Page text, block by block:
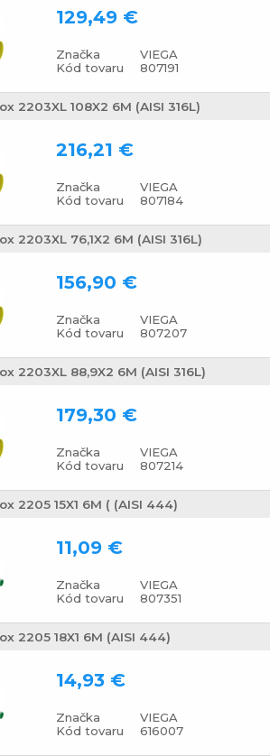
Značka
VIEGA
Kód tovaru
807191
129,49 €
2203XL 108X2 6M (AISI 316L)
Značka
VIEGA
Kód tovaru
807184
216,21 €
2203XL 76,1X2 6M (AISI 316L)
Značka
VIEGA
Kód tovaru
807207
156,90 €
2203XL 88,9X2 6M (AISI 316L)
Značka
VIEGA
Kód tovaru
807214
179,30 €
2205 15X1 6M ( (AISI 444)
Značka
VIEGA
Kód tovaru
807351
11,09 €
2205 18X1 6M (AISI 444)
Značka
VIEGA
Kód tovaru
616007
14,93 €